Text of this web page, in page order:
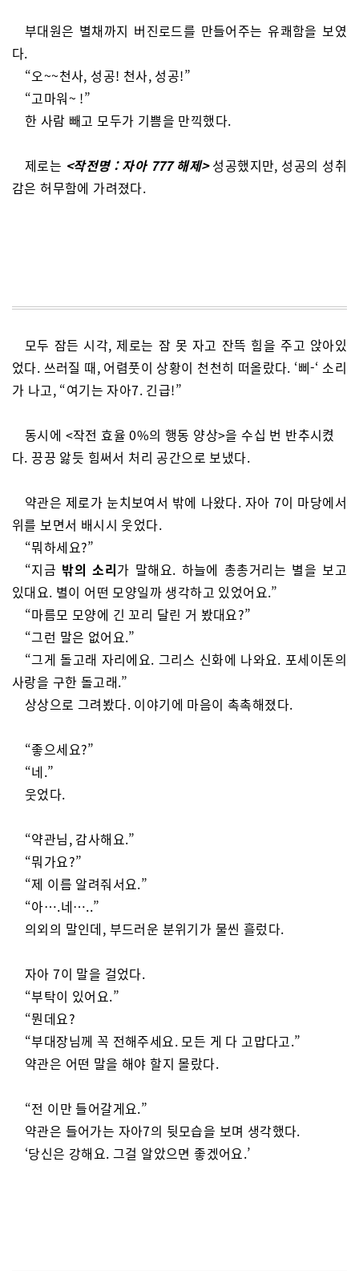
부대원은 별채까지 버진로드를 만들어주는 유쾌함을 보였
다.
“오~~천사, 성공! 천사, 성공!”
“고마워~ !”
한 사람 빼고 모두가 기쁨을 만끽했다.
제로는 <작전명 : 자아 777 해제> 성공했지만, 성공의 성취
감은 허무함에 가려졌다.
모두 잠든 시각, 제로는 잠 못 자고 잔뜩 힘을 주고 앉아있
었다. 쓰러질 때, 어렴풋이 상황이 천천히 떠올랐다. ‘삐-‘ 소리
가 나고, “여기는 자아7. 긴급!”
동시에 <작전 효율 0%의 행동 양상>을 수십 번 반추시켰
다. 끙끙 앓듯 힘써서 처리 공간으로 보냈다.
약관은 제로가 눈치보여서 밖에 나왔다. 자아 7이 마당에서
위를 보면서 배시시 웃었다.
“뭐하세요?”
“지금 밖의 소리가 말해요. 하늘에 총총거리는 별을 보고
있대요. 별이 어떤 모양일까 생각하고 있었어요.”
“마름모 모양에 긴 꼬리 달린 거 봤대요?”
“그런 말은 없어요.”
“그게 돌고래 자리에요. 그리스 신화에 나와요. 포세이돈의
사랑을 구한 돌고래.”
상상으로 그려봤다. 이야기에 마음이 촉촉해졌다.
“좋으세요?”
“네.”
웃었다.
“약관님, 감사해요.”
“뭐가요?”
“제 이름 알려줘서요.”
“아….네…..”
의외의 말인데, 부드러운 분위기가 물씬 흘렀다.
자아 7이 말을 걸었다.
“부탁이 있어요.”
“뭔데요?
“부대장님께 꼭 전해주세요. 모든 게 다 고맙다고.”
약관은 어떤 말을 해야 할지 몰랐다.
“전 이만 들어갈게요.”
약관은 들어가는 자아7의 뒷모습을 보며 생각했다.
‘당신은 강해요. 그걸 알았으면 좋겠어요.’